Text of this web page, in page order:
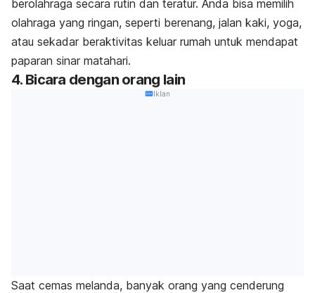
berolahraga secara rutin dan teratur. Anda bisa memilih
olahraga yang ringan, seperti berenang, jalan kaki, yoga,
atau sekadar beraktivitas keluar rumah untuk mendapat
paparan sinar matahari.
4. Bicara dengan orang lain
Iklan
Saat cemas melanda, banyak orang yang cenderung